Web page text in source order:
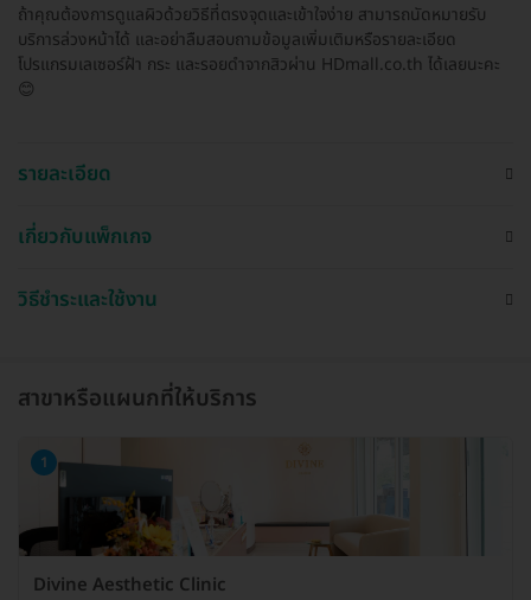
ถ้าคุณต้องการดูแลผิวด้วยวิธีที่ตรงจุดและเข้าใจง่าย สามารถนัดหมายรับ
บริการล่วงหน้าได้ และอย่าลืมสอบถามข้อมูลเพิ่มเติมหรือรายละเอียด
โปรแกรมเลเซอร์ฝ้า กระ และรอยดำจากสิวผ่าน HDmall.co.th ได้เลยนะคะ
😊
รายละเอียด
เกี่ยวกับแพ็กเกจ
วิธีชำระและใช้งาน
สาขาหรือแผนกที่ให้บริการ
1
Divine Aesthetic Clinic